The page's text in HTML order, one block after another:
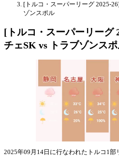
[トルコ・スーパーリーグ 2025-
ゾンスポル
[トルコ・スーパーリーグ
チェSK vs トラブゾンス
2025年09月14日に行なわれたトルコ1部